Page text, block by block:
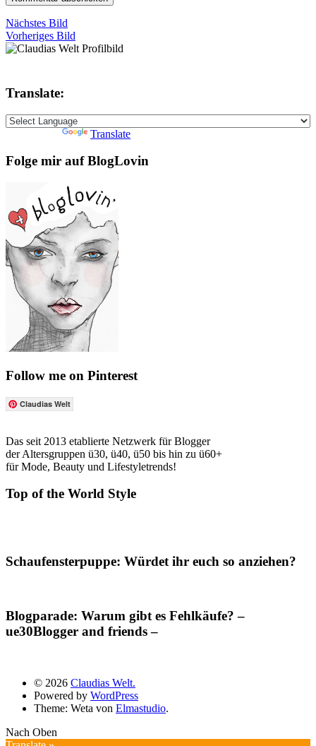
Nächstes Bild
Vorheriges Bild
Translate:
Translate
Folge mir auf BlogLovin
Follow me on Pinterest
Claudias Welt
Das seit 2013 etablierte Netzwerk für Blogger
der Altersgruppen ü30, ü40, ü50 bis hin zu ü60+
für Mode, Beauty und Lifestyletrends!
Top of the World Style
Schaufensterpuppe: Würdet ihr euch so anziehen?
Blogparade: Warum gibt es Fehlkäufe? –
ue30Blogger and friends –
© 2026 Claudias Welt.
Powered by WordPress
Theme: Weta von Elmastudio.
Nach Oben